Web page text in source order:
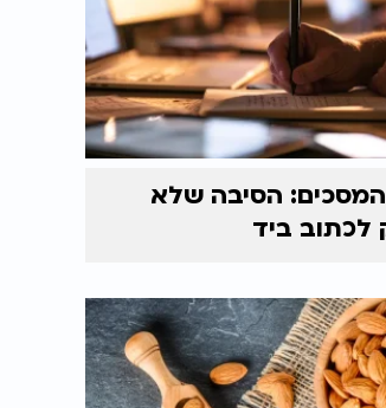
המסכים: הסיבה שלא
לכתוב ביד